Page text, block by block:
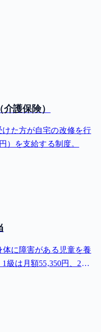
護保険）
た方が自宅の改修を行
）を支給する制度。
に障害がある児童を養
級は月額55,350円、2級